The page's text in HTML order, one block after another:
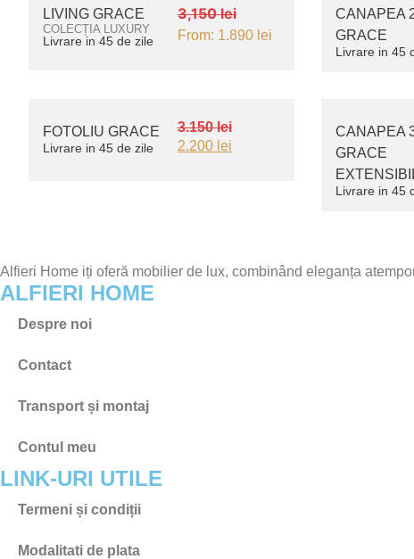
LIVING GRACE
COLECȚIA LUXURY
Livrare in 45 de zile
3,150 lei
From: 1.890 lei
CANAPEA
GRACE
Livrare in 45
FOTOLIU GRACE
Livrare in 45 de zile
3.150lei
2.200 lei
CANAPEA
GRACE
Livrare in 45
Alfieri Home iți oferă mobilier de lux, combinând eleganța
ALFIERI HOME
Despre noi
Contact
Transport și montaj
Contul meu
LINK-URI UTILE
Termeni și condiții
Modalitati de plata